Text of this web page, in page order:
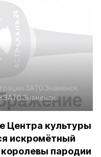
ЗАТО Знаменск
ЗАТО Знаменск
Центра культуры
искромётный
пародии